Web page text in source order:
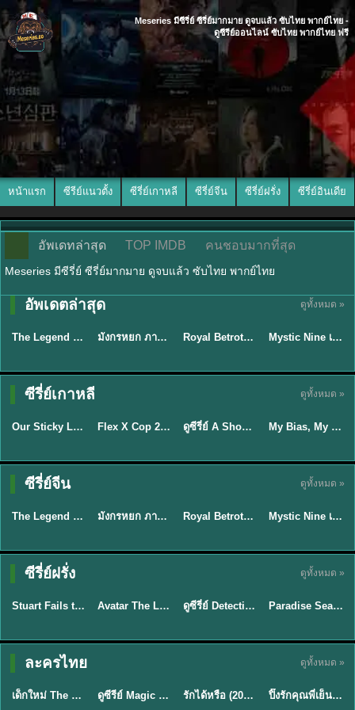
Meseries มีซีรี่ย์ ซีรี่ย์มากมาย ดูจบแล้ว ซับไทย พากย์ไทย -
ดูซีรีย์ออนไลน์ ซับไทย พากย์ไทย ฟรี
หน้าแรก ซีรีย์แนวตั้ง ซีรี่ย์เกาหลี ซีรี่ย์จีน ซีรี่ย์ฝรั่ง ซีรี่ย์อินเดีย
อัพเดทล่าสุด TOP IMDB คนชอบมากที่สุด
Meseries มีซีรี่ย์ ซีรี่ย์มากมาย ดูจบแล้ว ซับไทย พากย์ไทย
อัพเดตล่าสุด ดูทั้งหมด »
★8.5
พากย์ไทย
The Legend of ShenLi ปฐพีไร้พ่าย (2024) พากย์ไทย ซับไทย EP.1-39 ★8 มังกรหยก ภาคมารบูรพาและพิษประจิม Duel on Mount Hua พากย์ไทย ★9 Royal Betrothal (2026) สัญญาวิวาห์แห่งราชวงศ์ พากย์ไทย ซับไทย EP1-32 ★9
พากย์ไทย/ซับ
Mystic Nine เก้าสกุล (2026) พากย์ไทย ซับไทย EP.1-30
ซีรี่ย์เกาหลี ดูทั้งหมด »
★6
ซับไทย
Our Sticky Love รักติดหนึบ (2026) พากย์ไทย ซับไทย EP.1-12 ★8 Flex X Cop 2 คุณชายสายสืบ ซีซั่น 2 (2026) พากย์ไทย ซับไทย EP.1-14 ★8 EP.16ดูซีรี่ย์ A Shop for Killers 2 ร้านลับนักฆ่า ซีซัน 2 (2026) ซับไทย-พากย์ไทย
ซับไทย
My Bias, My Boss เมื่อเมนฉันเป็นประธานบริษัท (2026) พากย์ไทย ซับไทย EP.1-12
ซีรี่ย์จีน ดูทั้งหมด »
★8.5
พากย์ไทย
The Legend of ShenLi ปฐพีไร้พ่าย (2024) พากย์ไทย ซับไทย EP.1-39 ★8 มังกรหยก ภาคมารบูรพาและพิษประจิม Duel on Mount Hua พากย์ไทย ★9 Royal Betrothal (2026) สัญญาวิวาห์แห่งราชวงศ์ พากย์ไทย ซับไทย EP1-32 ★9
พากย์ไทย/ซับ
Mystic Nine เก้าสกุล (2026) พากย์ไทย ซับไทย EP.1-30
ซีรี่ย์ฝรั่ง ดูทั้งหมด »
★9.3
พากย์ไทย
Stuart Fails to Save the Universe สจ๊วตล่มแผนกู้จักรวาล (2026) พากย์ไทย ซับไทย EP.1-10 ★7.8 EP.7Avatar The Last Airbender 2 เณรน้อยเจ้าอภินิหาร พากย์ไทย EP.9ดูซีรี่ย์ Detective Hole (2026) พากย์ไทย HD ฟรี อัปเดตล่าสุด Netflix EP.8
พากย์ไทย
Paradise Season 2 (2026) พากย์ไทย EP1-8 ดูซีรี่ย์ฝรั่ง HD ครบทุกตอน
ละครไทย ดูทั้งหมด »
★ 8 EP.6
พากย์ไทย
เด็กใหม่ The Reset 2026 EP1-6 พากย์ไทย ดูซีรี่ย์ Netflix ล่าสุด HD ดูซีรีย์ Magic Move (2026) ทำนายทายรัก Thai EP.1-10 HD รักได้หรือ (2026) YOUNG Let's Begin Again พากย์ไทย EP.1-19 ★8
พากย์ไทย
ปิ๊งรักคุณพี่เย็นชา (2026) Frozen Valentine EP.1-10 (จบ)